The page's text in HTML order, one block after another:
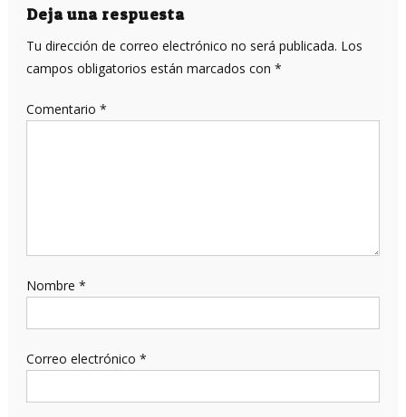
entradas
Deja una respuesta
Tu dirección de correo electrónico no será publicada. Los
campos obligatorios están marcados con *
Comentario *
Nombre *
Correo electrónico *